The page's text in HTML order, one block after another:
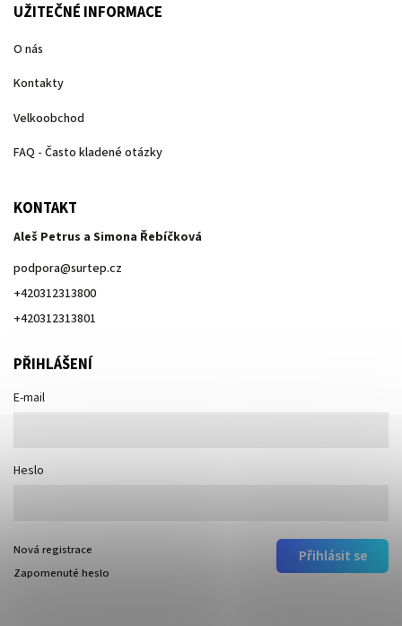
UŽITEČNÉ INFORMACE
O nás
Kontakty
Velkoobchod
FAQ - Často kladené otázky
KONTAKT
Aleš Petrus a Simona Řebíčková
podpora@surtep.cz
+420312313800
+420312313801
PŘIHLÁŠENÍ
E-mail
Heslo
Přihlásit se
Nová registrace
Zapomenuté heslo